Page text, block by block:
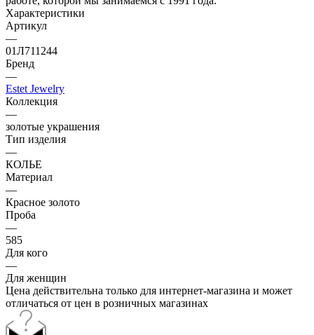
Характеристики
Артикул
—
01Л711244
Бренд
—
Estet Jewelry
Коллекция
—
золотые украшения
Тип изделия
—
КОЛЬЕ
Материал
—
Красное золото
Проба
—
585
Для кого
—
Для женщин
Цена действительна только для интернет-магазина и может
отличаться от цен в розничных магазинах